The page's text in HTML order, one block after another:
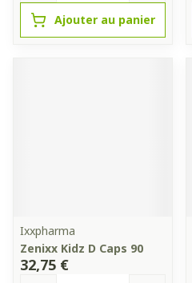
Ajouter au panier
Ixxpharma
Zenixx Kidz D Caps 90
32,75 €